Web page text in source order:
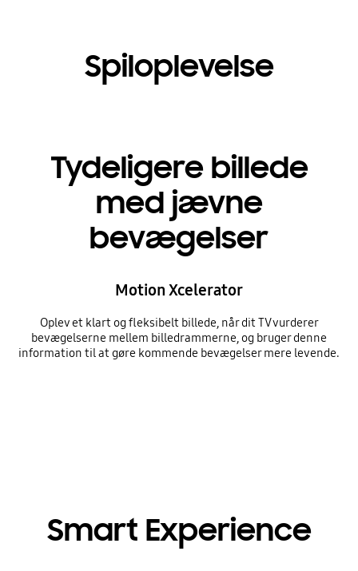
Spiloplevelse
Tydeligere billede
med jævne
bevægelser
Motion Xcelerator
Oplev et klart og fleksibelt billede, når dit TV vurderer
bevægelserne mellem billedrammerne, og bruger denne
information til at gøre kommende bevægelser mere levende.
Smart Experience